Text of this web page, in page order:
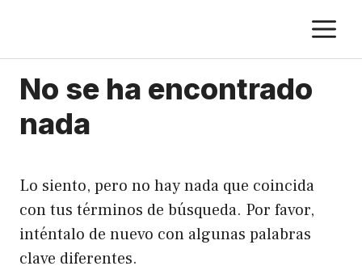
contenido
No se ha encontrado
nada
Lo siento, pero no hay nada que coincida
con tus términos de búsqueda. Por favor,
inténtalo de nuevo con algunas palabras
clave diferentes.